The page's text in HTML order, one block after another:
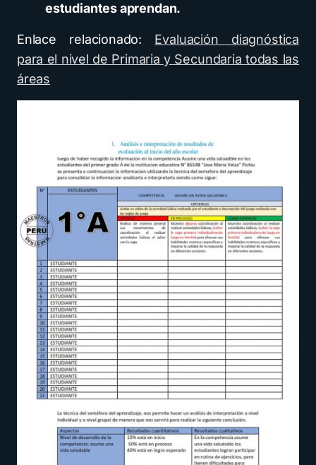
estudiantes aprendan.
Enlace relacionado: Evaluación diagnóstica
para el nivel de Primaria y Secundaria todas las
áreas